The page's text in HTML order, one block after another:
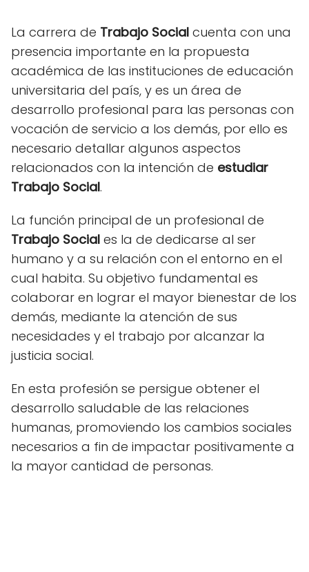
La carrera de Trabajo Social cuenta con una
presencia importante en la propuesta
académica de las instituciones de educación
universitaria del país, y es un área de
desarrollo profesional para las personas con
vocación de servicio a los demás, por ello es
necesario detallar algunos aspectos
relacionados con la intención de estudiar
Trabajo Social.
La función principal de un profesional de
Trabajo Social es la de dedicarse al ser
humano y a su relación con el entorno en el
cual habita. Su objetivo fundamental es
colaborar en lograr el mayor bienestar de los
demás, mediante la atención de sus
necesidades y el trabajo por alcanzar la
justicia social.
En esta profesión se persigue obtener el
desarrollo saludable de las relaciones
humanas, promoviendo los cambios sociales
necesarios a fin de impactar positivamente a
la mayor cantidad de personas.